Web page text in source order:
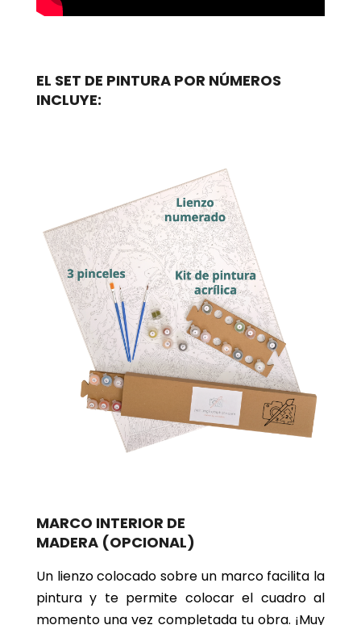
EL SET DE PINTURA POR NÚMEROS
INCLUYE:
MARCO INTERIOR DE
MADERA (OPCIONAL)
Un lienzo colocado sobre un marco facilita la
pintura y te permite colocar el cuadro al
momento una vez completada tu obra. ¡Muy